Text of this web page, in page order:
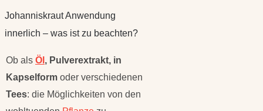
Johanniskraut Anwendung
innerlich – was ist zu beachten?
Ob als Öl , Pulverextrakt, in
Kapselform oder verschiedenen
Tees: die Möglichkeiten von den